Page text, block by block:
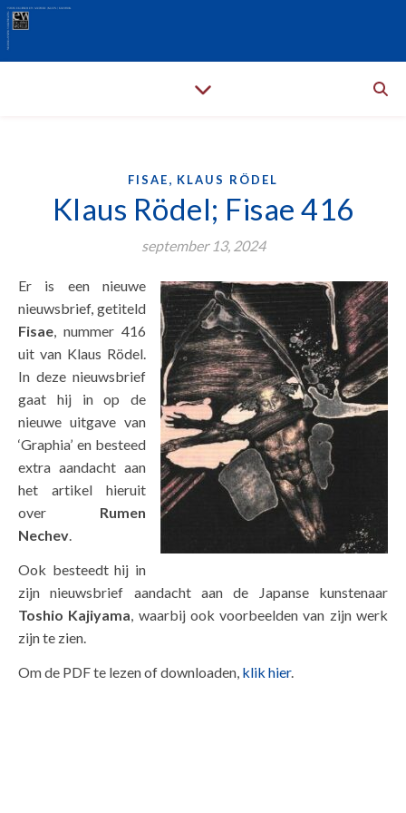
FISAE, KLAUS RÖDEL
Klaus Rödel; Fisae 416
september 13, 2024
Er is een nieuwe
nieuwsbrief, getiteld
Fisae, nummer 416
uit van Klaus Rödel.
In deze nieuwsbrief
gaat hij in op de
nieuwe uitgave van
‘Graphia’ en besteed
extra aandacht aan
het artikel hieruit
over Rumen
Nechev.
Ook besteedt hij in
zijn nieuwsbrief aandacht aan de Japanse kunstenaar
Toshio Kajiyama, waarbij ook voorbeelden van zijn werk
zijn te zien.
Om de PDF te lezen of downloaden, klik hier.